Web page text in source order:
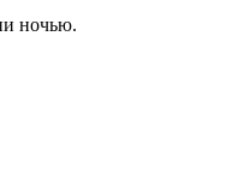
ночью.